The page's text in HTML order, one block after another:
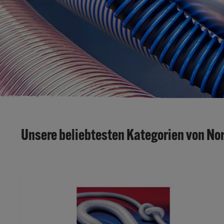
Unsere beliebtesten Kategorien von